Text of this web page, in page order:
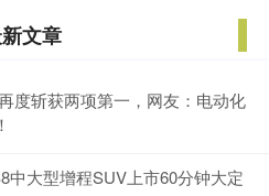
文章
度斩获两项第一，网友：电动化
中大型增程SUV上市60分钟大定